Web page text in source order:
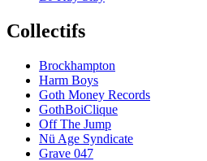
Collectifs
Brockhampton
Harm Boys
Goth Money Records
GothBoiClique
Off The Jump
Nü Age Syndicate
Grave 047